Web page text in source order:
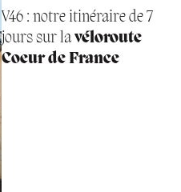
V46 : notre itinéraire de 7
jours sur lavéloroute
Coeur de France